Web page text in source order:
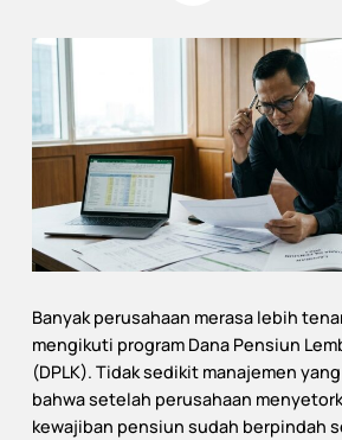
Banyak perusahaan merasa lebih
mengikuti program Dana Pensiun
(DPLK). Tidak sedikit manajemen
bahwa setelah perusahaan
kewajiban pensiun sudah berpindah